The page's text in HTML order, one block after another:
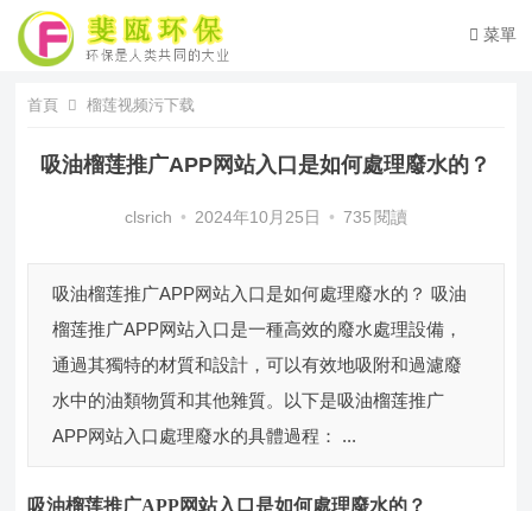
菜單
首頁 榴莲视频污下载
吸油榴莲推广APP网站入口是如何處理廢水的？
clsrich • 2024年10月25日 • 735 閱讀
吸油榴莲推广APP网站入口是如何處理廢水的？ 吸油
榴莲推广APP网站入口是一種高效的廢水處理設備，
通過其獨特的材質和設計，可以有效地吸附和過濾廢
水中的油類物質和其他雜質。以下是吸油榴莲推广
APP网站入口處理廢水的具體過程： ...
吸油榴莲推广APP网站入口是如何處理廢水的？